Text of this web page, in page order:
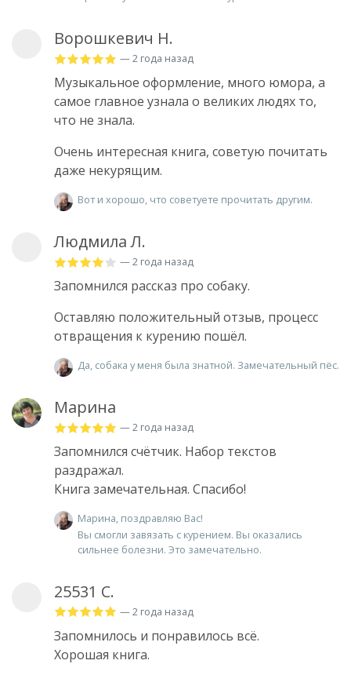
Ворошкевич Н.
— 2 года назад
Музыкальное оформление, много юмора, а
самое главное узнала о великих людях то,
что не знала.
Очень интересная книга, советую почитать
даже некурящим.
Вот и хорошо, что советуете прочитать другим.
Людмила Л.
— 2 года назад
Запомнился рассказ про собаку.
Оставляю положительный отзыв, процесс
отвращения к курению пошёл.
Да, собака у меня была знатной. Замечательный пёс.
Марина
— 2 года назад
Запомнился счётчик. Набор текстов
раздражал.
Книга замечательная. Спасибо!
Марина, поздравляю Вас!
Вы смогли завязать с курением. Вы оказались
сильнее болезни. Это замечательно.
25531 С.
— 2 года назад
Запомнилось и понравилось всё.
Хорошая книга.